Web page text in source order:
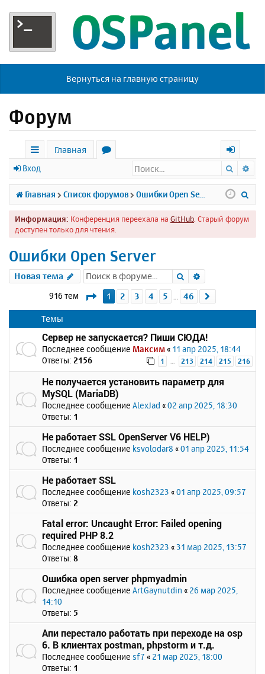
Вернуться на главную страницу
Форум
с
ы
л
к
Главная
р
у
м
х
о
д
Вход Поиск
Главная Список форумов
Информация: Конференция переехала на GitHub . Старый форум
доступен только для чтения.
Ошибки Open Server
Новая тема Поиск
916 тем Страница1 из 46
1 2 3 4 5 46
Темы
Сервер не запускается? Пиши СЮДА!
Последнее сообщение Максим « 11 апр 2025, 18:44
Ответы: 2156 1 … 213 214 215 216
Не получается установить параметр для
MySQL (MariaDB)
Последнее сообщение AlexJad «02 апр 2025, 18:30
Ответы: 1
Не работает SSL OpenServer V6 HELP)
Последнее сообщение ksvolodar8 «01 апр 2025, 11:54
Ответы: 1
Не работает SSL
Последнее сообщение kosh2323 «01 апр 2025, 09:57
Ответы: 2
Fatal error: Uncaught Error: Failed opening
required PHP 8.2
Последнее сообщение kosh2323 « 31 мар 2025, 13:57
Ответы: 8
Ошибка open server phpmyadmin
Последнее сообщение ArtGaynutdin « 26 мар 2025,
14:10
Ответы: 5
Апи перестало работать при переходе на osp
6. В клиентах postman, phpstorm и т.д.
Последнее сообщение sf7 « 21 мар 2025, 18:00
Ответы: 1